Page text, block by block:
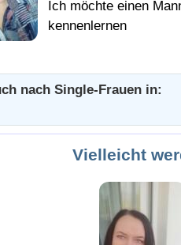
позитивно
дама., Люблю жить и
наслаждаться
людей, не
на года и болячки.
ищу спонсора.
nach Single-Frauen in:
Vielleicht